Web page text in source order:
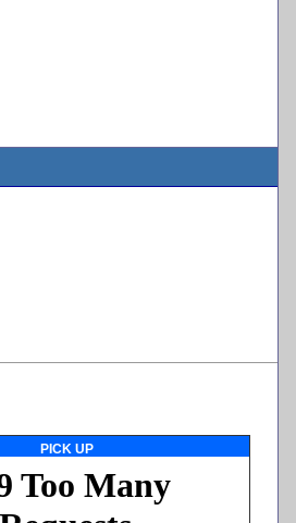
PICK UP